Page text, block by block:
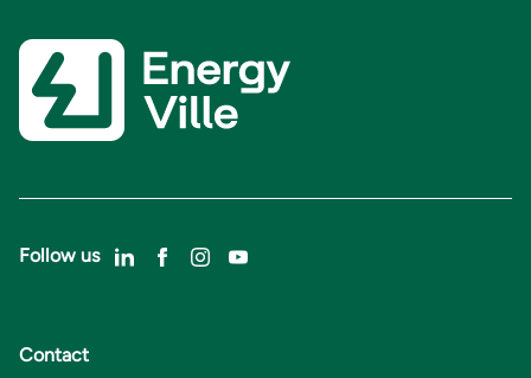
Follow us
Contact